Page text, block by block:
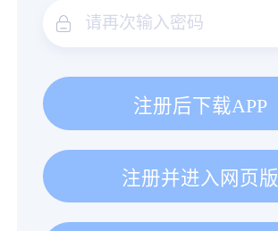
注册后下载APP
注册并进入网页版